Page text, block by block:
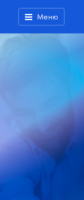
Меню